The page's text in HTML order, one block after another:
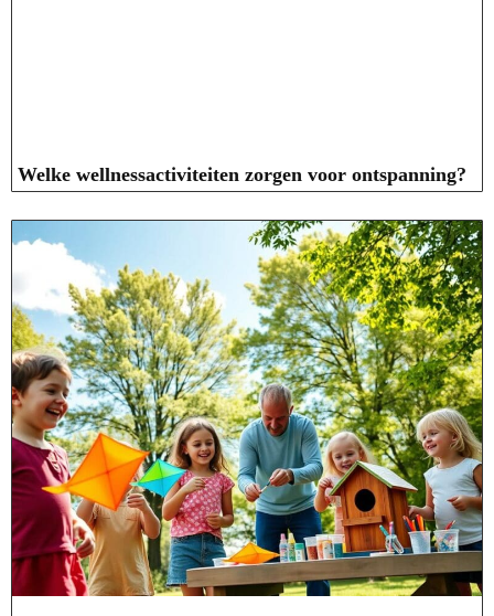
Welke wellnessactiviteiten zorgen voor ontspanning?